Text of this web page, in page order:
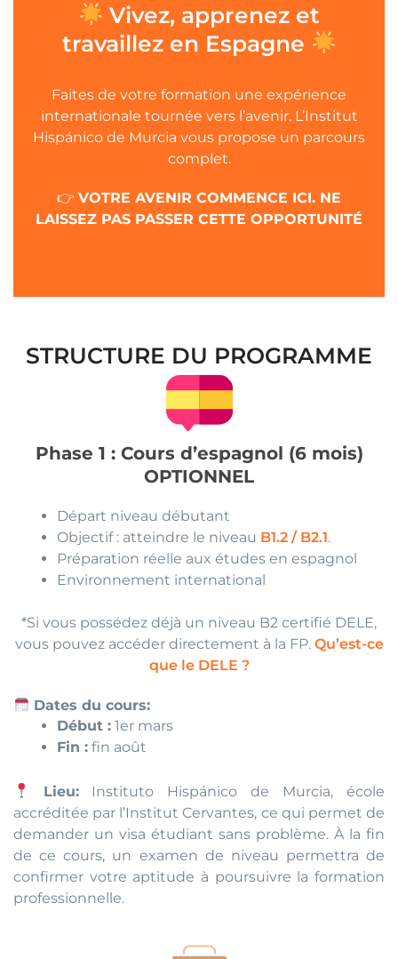
Vivez, apprenez et
travaillez en Espagne
Faites de votre formation une expérience
internationale tournée vers l’avenir. L’Institut
Hispánico de Murcia vous propose un parcours
complet.
👉 VOTRE AVENIR COMMENCE ICI. NE
LAISSEZ PAS PASSER CETTE OPPORTUNITÉ
STRUCTURE DU PROGRAMME
Phase 1 : Cours d’espagnol (6 mois)
OPTIONNEL
Départ niveau débutant
Objectif : atteindre le niveau B1.2 / B2.1.
Préparation réelle aux études en espagnol
Environnement international
*Si vous possédez déjà un niveau B2 certifié DELE,
vous pouvez accéder directement à la FP. Qu’est-ce
que le DELE ?
Dates du cours:
Début : 1er mars
Fin : fin août
Lieu:Instituto Hispánico de Murcia, école
accréditée par l’Institut Cervantes, ce qui permet de
demander un visa étudiant sans problème. À la fin
de ce cours, un examen de niveau permettra de
confirmer votre aptitude à poursuivre la formation
professionnelle.